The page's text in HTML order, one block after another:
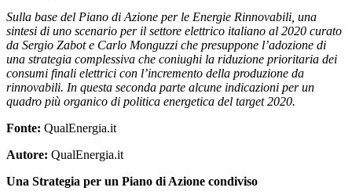
Sulla base del Piano di Azione per le Energie Rinnovabili, una
sintesi di uno scenario per il settore elettrico italiano al 2020 curato
da Sergio Zabot e Carlo Monguzzi che presuppone l’adozione di
una strategia complessiva che coniughi la riduzione prioritaria dei
consumi finali elettrici con l’incremento della produzione da
rinnovabili. In questa seconda parte alcune indicazioni per un
quadro più organico di politica energetica del target 2020.
Fonte: QualEnergia.it
Autore: QualEnergia.it
Una Strategia per un Piano di Azione condiviso